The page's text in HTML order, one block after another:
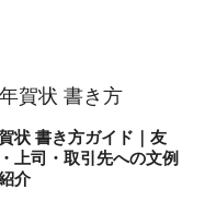
状 書き方ガイド｜友
上司・取引先への文例
介